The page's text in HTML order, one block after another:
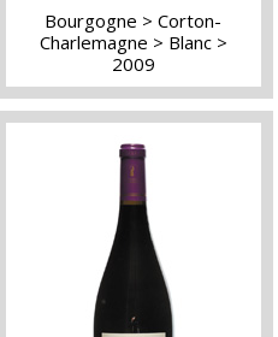
Bourgogne
Corton-
Charlemagne
Blanc
2009